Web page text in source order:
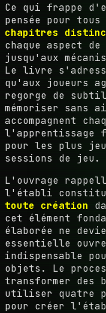
Ce qui frappe
pensée pour
chapitres
chaque aspect
jusqu'aux
Le livre
qu'aux joueurs
regorge de
mémoriser sans
accompagnent
l'apprentissage
pour les plus
sessions de jeu.
L'ouvrage
l'établi
toute création
cet élément
élaborée ne
essentielle
indispensable
objets. Le
transformer des
utiliser quatre
pour créer